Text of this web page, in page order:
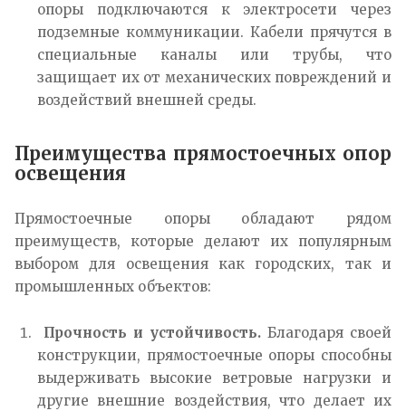
опоры подключаются к электросети через
подземные коммуникации. Кабели прячутся в
специальные каналы или трубы, что
защищает их от механических повреждений и
воздействий внешней среды.
Преимущества прямостоечных опор
освещения
Прямостоечные опоры обладают рядом
преимуществ, которые делают их популярным
выбором для освещения как городских, так и
промышленных объектов:
Прочность и устойчивость.Благодаря своей
конструкции, прямостоечные опоры способны
выдерживать высокие ветровые нагрузки и
другие внешние воздействия, что делает их